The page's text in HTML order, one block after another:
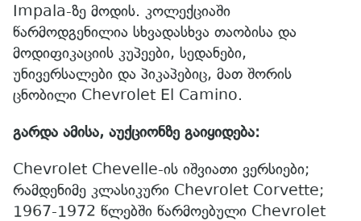
Impala-ზე მოდის. კოლექციაში
წარმოდგენილია სხვადასხვა თაობისა და
მოდიფიკაციის კუპეები, სედანები,
უნივერსალები და პიკაპებიც, მათ შორის
ცნობილი Chevrolet El Camino.
გარდა ამისა, აუქციონზე გაიყიდება:
Chevrolet Chevelle-ის იშვიათი ვერსიები;
რამდენიმე კლასიკური Chevrolet Corvette;
1967-1972 წლებში წარმოებული Chevrolet